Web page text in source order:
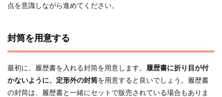
点を意識しながら進めてください。
封筒を用意する
最初に、履歴書を入れる封筒を用意します。 履歴書に折り目が付
かないように、定形外の封筒を用意すると良いでしょう。履歴書
の封筒は、履歴書と一緒にセットで販売されている場合もありま